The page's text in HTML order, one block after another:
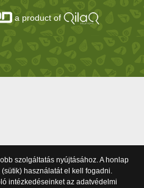
a product of
szolgáltatás nyújtásához. A honlap
használatát el kell fogadni.
intézkedéseinket az adatvédelmi